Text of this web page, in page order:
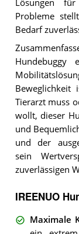
Lösungen
Probleme
Bedarf
Hundebuggy
Tierarzt muss
wollt, dieser
und
und der
sein
zuverlässigen
IREENUO
Maximale